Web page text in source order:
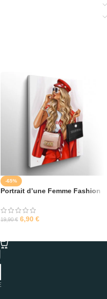
-65%
Portrait d’une Femme Fashion
19,90€ 6,90 €